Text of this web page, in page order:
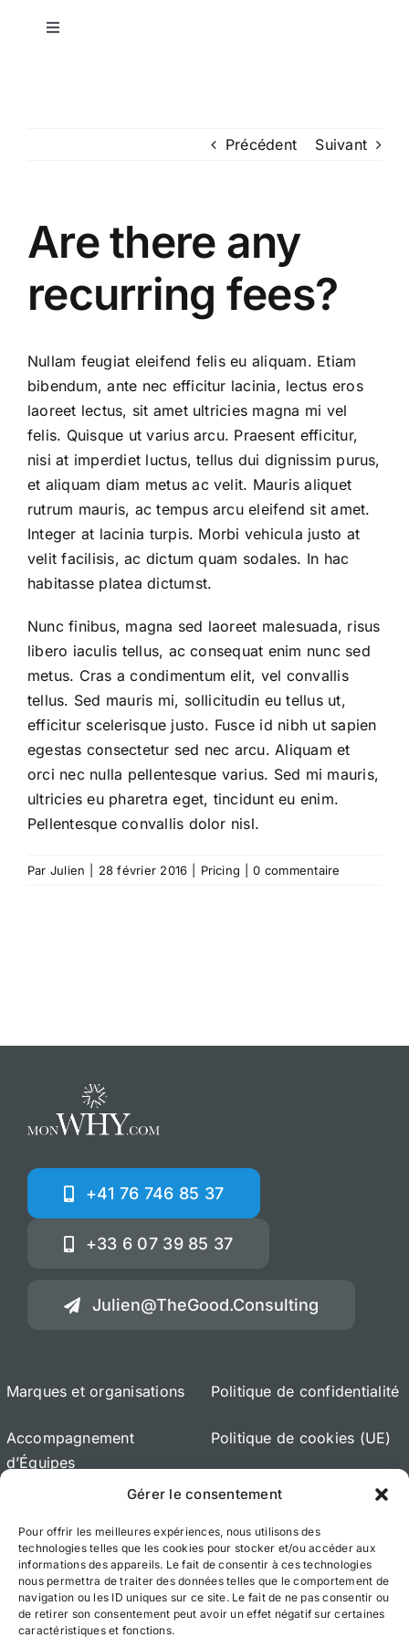
Gérer le consentement
Pour offrir les meilleures expériences, nous utilisons des
technologies telles que les cookies pour stocker et/ou accéder aux
informations des appareils. Le fait de consentir à ces technologies
nous permettra de traiter des données telles que le comportement de
navigation ou les ID uniques sur ce site. Le fait de ne pas consentir ou
de retirer son consentement peut avoir un effet négatif sur certaines
caractéristiques et fonctions.
Toggle
Accompagnement de Dirigeants
Derniers articles
À propos
Contact
Précédent Suivant
Are there any
recurring fees?
Nullam feugiat eleifend felis eu aliquam. Etiam
bibendum, ante nec efficitur lacinia, lectus eros
laoreet lectus, sit amet ultricies magna mi vel
felis. Quisque ut varius arcu. Praesent efficitur,
nisi at imperdiet luctus, tellus dui dignissim purus,
et aliquam diam metus ac velit. Mauris aliquet
rutrum mauris, ac tempus arcu eleifend sit amet.
Integer at lacinia turpis. Morbi vehicula justo at
velit facilisis, ac dictum quam sodales. In hac
habitasse platea dictumst.
Nunc finibus, magna sed laoreet malesuada, risus
libero iaculis tellus, ac consequat enim nunc sed
metus. Cras a condimentum elit, vel convallis
tellus. Sed mauris mi, sollicitudin eu tellus ut,
efficitur scelerisque justo. Fusce id nibh ut sapien
egestas consectetur sed nec arcu. Aliquam et
orci nec nulla pellentesque varius. Sed mi mauris,
ultricies eu pharetra eget, tincidunt eu enim.
Pellentesque convallis dolor nisl.
Par Julien 28 février 2016 Pricing 0 commentaire
+41 76 746 85 37
+33 6 07 39 85 37
Julien@TheGood.Consulting
Marques et organisations
Accompagnement
d’Équipes
Dirigeants
À propos
Politique de confidentialité
Politique de cookies (UE)